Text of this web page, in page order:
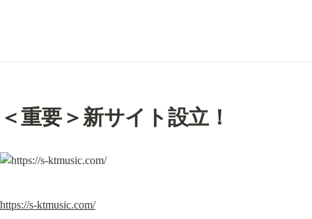
＜重要＞新サイト設立！
https://s-ktmusic.com/